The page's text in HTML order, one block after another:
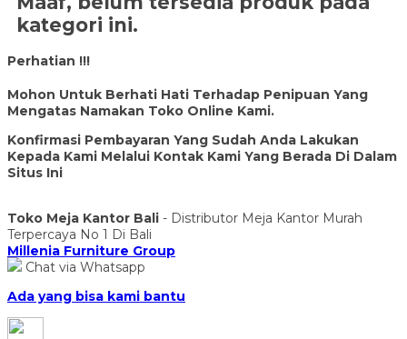
kategori ini.
Perhatian !!!
Mohon Untuk Berhati Hati Terhadap Penipuan Yang
Mengatas Namakan Toko Online Kami.
Konfirmasi Pembayaran Yang Sudah Anda Lakukan
Kepada Kami Melalui Kontak Kami Yang Berada Di Dalam
Situs Ini
Toko Meja Kantor Bali - Distributor Meja Kantor Murah
Terpercaya No 1 Di Bali
Millenia Furniture Group
Chat via Whatsapp
Ada yang bisa kami bantu